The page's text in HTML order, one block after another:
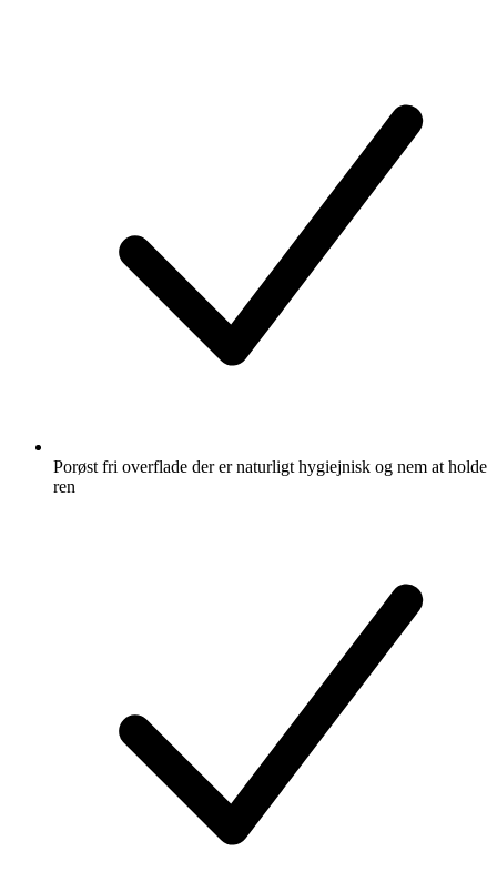
Porøst fri overflade der er naturligt hygiejnisk og nem at holde
ren